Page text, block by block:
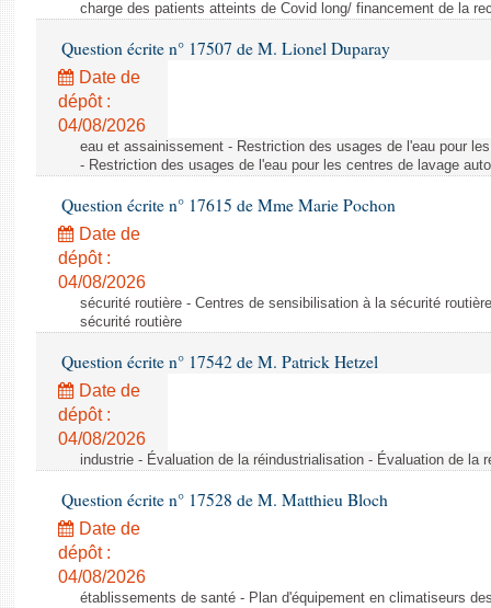
charge des patients atteints de Covid long/ financement de la
Question écrite n° 17507 de M. Lionel Duparay
Date de
dépôt :
04/08/2026
eau et assainissement - Restriction des usages de l'eau pour
- Restriction des usages de l'eau pour les centres de lavage
Question écrite n° 17615 de Mme Marie Pochon
Date de
dépôt :
04/08/2026
sécurité routière - Centres de sensibilisation à la sécurité
sécurité routière
Question écrite n° 17542 de M. Patrick Hetzel
Date de
dépôt :
04/08/2026
industrie - Évaluation de la réindustrialisation - Évaluation de la
Question écrite n° 17528 de M. Matthieu Bloch
Date de
dépôt :
04/08/2026
établissements de santé - Plan d'équipement en climatiseurs